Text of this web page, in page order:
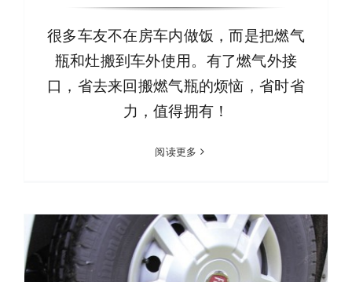
很多车友不在房车内做饭，而是把燃气
瓶和灶搬到车外使用。有了燃气外接
口，省去来回搬燃气瓶的烦恼，省时省
力，值得拥有！
阅读更多